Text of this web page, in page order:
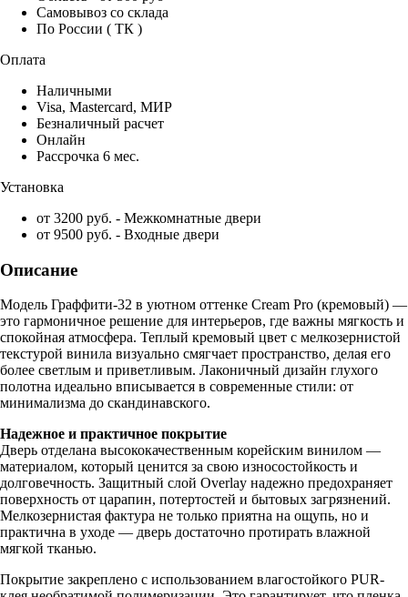
Самовывоз со склада
По России ( ТК )
Оплата
Наличными
Visa, Mastercard, МИР
Безналичный расчет
Онлайн
Рассрочка 6 мес.
Установка
от 3200 руб. - Межкомнатные двери
от 9500 руб. - Входные двери
Описание
Модель Граффити-32 в уютном оттенке Cream Pro (кремовый) —
это гармоничное решение для интерьеров, где важны мягкость и
спокойная атмосфера. Теплый кремовый цвет с мелкозернистой
текстурой винила визуально смягчает пространство, делая его
более светлым и приветливым. Лаконичный дизайн глухого
полотна идеально вписывается в современные стили: от
минимализма до скандинавского.
Надежное и практичное покрытие
Дверь отделана высококачественным корейским винилом —
материалом, который ценится за свою износостойкость и
долговечность. Защитный слой Overlay надежно предохраняет
поверхность от царапин, потертостей и бытовых загрязнений.
Мелкозернистая фактура не только приятна на ощупь, но и
практична в уходе — дверь достаточно протирать влажной
мягкой тканью.
Покрытие закреплено с использованием влагостойкого PUR-